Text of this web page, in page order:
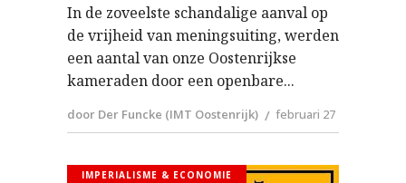
In de zoveelste schandalige aanval op
de vrijheid van meningsuiting, werden
een aantal van onze Oostenrijkse
kameraden door een openbare
door Der Funcke (IMT Oostenrijk) februari 27
IMPERIALISME & ECONOMIE